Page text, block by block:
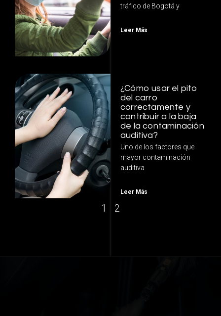
tráfico de Bogotá y
Leer Más
¿Cómo usar el pito
del carro
correctamente y
contribuir a la baja
de la contaminación
auditiva?
Uno de los factores que
mayor contaminación
auditiva
Leer Más
1 2